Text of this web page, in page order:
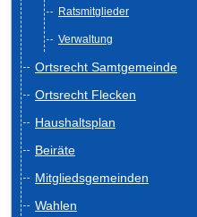
Ratsmitglieder
Verwaltung
Ortsrecht Samtgemeinde
Ortsrecht Flecken
Haushaltsplan
Beiräte
Mitgliedsgemeinden
Wahlen